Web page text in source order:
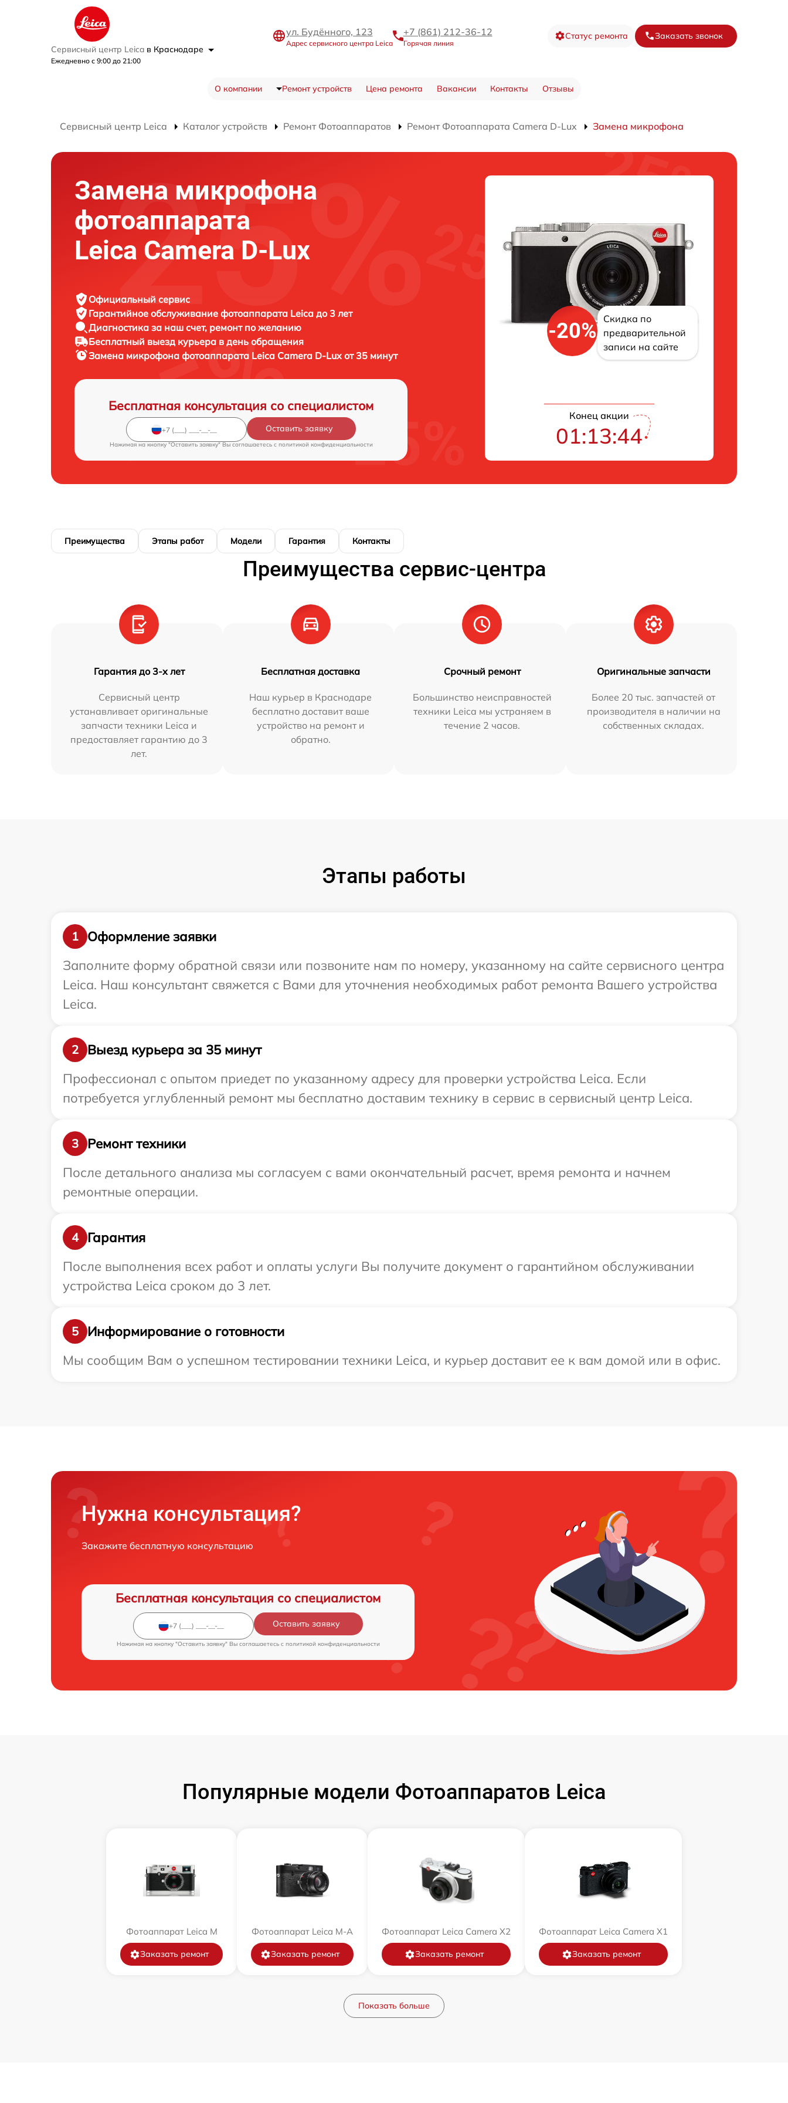
Сервисный центр Leica в Краснодаре
Ежедневно с 9:00 до 21:00
ул. Будённого, 123
Адрес сервисного центра Leica
+7 (861) 212-36-12
Горячая линия
Статус ремонта Заказать звонок
О компании Ремонт устройств Цена ремонта Вакансии Контакты Отзывы
Сервисный центр Leica Каталог устройств Ремонт Фотоаппаратов Ремонт Фотоаппарата Camera D-Lux Замена микрофона
Замена микрофона
фотоаппарата
Leica Camera D-Lux
Официальный сервис
Гарантийное обслуживание фотоаппарата Leica до 3 лет
Диагностика за наш счет, ремонт по желанию
Бесплатный выезд курьера в день обращения
Замена микрофона фотоаппарата Leica Camera D-Lux от 35 минут
Бесплатная консультация со специалистом
Оставить заявку
Нажимая на кнопку "Оставить заявку" Вы соглашаетесь c политикой конфиденциальности
-20%
Скидка по
предварительной
записи на сайте
Конец акции
01:13:43
Преимущества Этапы работ Модели Гарантия Контакты
Преимущества сервис-центра
Гарантия до 3-х лет
Сервисный центр
устанавливает оригинальные
запчасти техники Leica и
предоставляет гарантию до 3
лет.
Бесплатная доставка
Наш курьер в Краснодаре
бесплатно доставит ваше
устройство на ремонт и
обратно.
Срочный ремонт
Большинство неисправностей
техники Leica мы устраняем в
течение 2 часов.
Оригинальные запчасти
Более 20 тыс. запчастей от
производителя в наличии на
собственных складах.
Этапы работы
1
Оформление заявки
Заполните форму обратной связи или позвоните нам по номеру, указанному на сайте сервисного центра
Leica. Наш консультант свяжется с Вами для уточнения необходимых работ ремонта Вашего устройства
Leica.
2
Выезд курьера за 35 минут
Профессионал с опытом приедет по указанному адресу для проверки устройства Leica. Если
потребуется углубленный ремонт мы бесплатно доставим технику в сервис в сервисный центр Leica.
3
Ремонт техники
После детального анализа мы согласуем с вами окончательный расчет, время ремонта и начнем
ремонтные операции.
4
Гарантия
После выполнения всех работ и оплаты услуги Вы получите документ о гарантийном обслуживании
устройства Leica сроком до 3 лет.
5
Информирование о готовности
Мы сообщим Вам о успешном тестировании техники Leica, и курьер доставит ее к вам домой или в офис.
Нужна консультация?
Закажите бесплатную консультацию
Бесплатная консультация со специалистом
Оставить заявку
Нажимая на кнопку "Оставить заявку" Вы соглашаетесь c политикой конфиденциальности
Популярные модели Фотоаппаратов Leica
Фотоаппарат Leica M
Заказать ремонт
Фотоаппарат Leica M-A
Заказать ремонт
Фотоаппарат Leica Camera X2
Заказать ремонт
Фотоаппарат Leica Camera X1
Заказать ремонт
Показать больше